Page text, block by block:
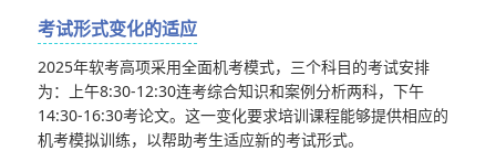
考试形式变化的适应
2025年软考高项采用全面机考模式，三个科目的考试安排
为：上午8:30-12:30连考综合知识和案例分析两科，下午
14:30-16:30考论文。这一变化要求培训课程能够提供相应的
机考模拟训练，以帮助考生适应新的考试形式。